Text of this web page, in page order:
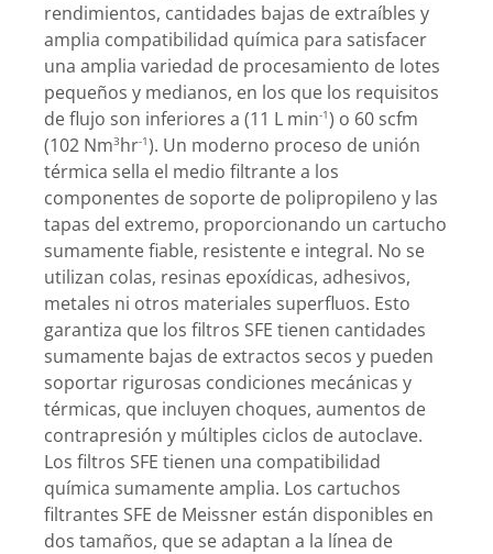
rendimientos, cantidades bajas de extraíbles y
amplia compatibilidad química para satisfacer
una amplia variedad de procesamiento de lotes
pequeños y medianos, en los que los requisitos
de flujo son inferiores a (11 L min-1) o 60 scfm
(102 Nm3hr-1). Un moderno proceso de unión
térmica sella el medio filtrante a los
componentes de soporte de polipropileno y las
tapas del extremo, proporcionando un cartucho
sumamente fiable, resistente e integral. No se
utilizan colas, resinas epoxídicas, adhesivos,
metales ni otros materiales superfluos. Esto
garantiza que los filtros SFE tienen cantidades
sumamente bajas de extractos secos y pueden
soportar rigurosas condiciones mecánicas y
térmicas, que incluyen choques, aumentos de
contrapresión y múltiples ciclos de autoclave.
Los filtros SFE tienen una compatibilidad
química sumamente amplia. Los cartuchos
filtrantes SFE de Meissner están disponibles en
dos tamaños, que se adaptan a la línea de